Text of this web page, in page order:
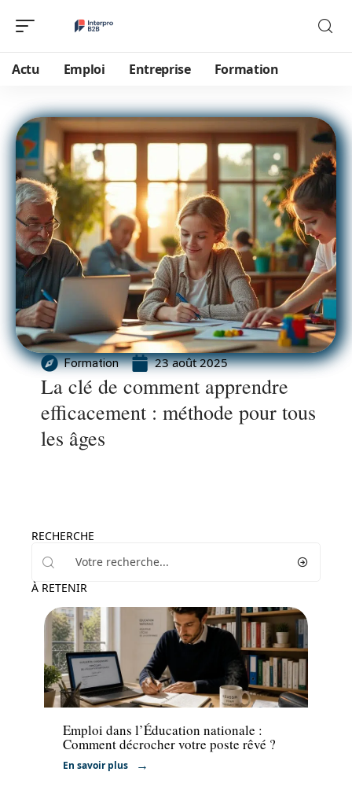
Actu Emploi Entreprise Formation
Formation 23 août 2025
La clé de comment apprendre
efficacement : méthode pour tous
les âges
RECHERCHE
À RETENIR
Emploi
Emploi dans l’Éducation nationale :
Comment décrocher votre poste rêvé ?
En savoir plus